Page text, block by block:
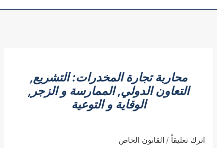
محاربة تجارة المخدرات: التشريع,
التعاون الدولي, الممارسة و الزجر,
الوقاية و التوعية
اترك تعليقاً / القانون الخاص